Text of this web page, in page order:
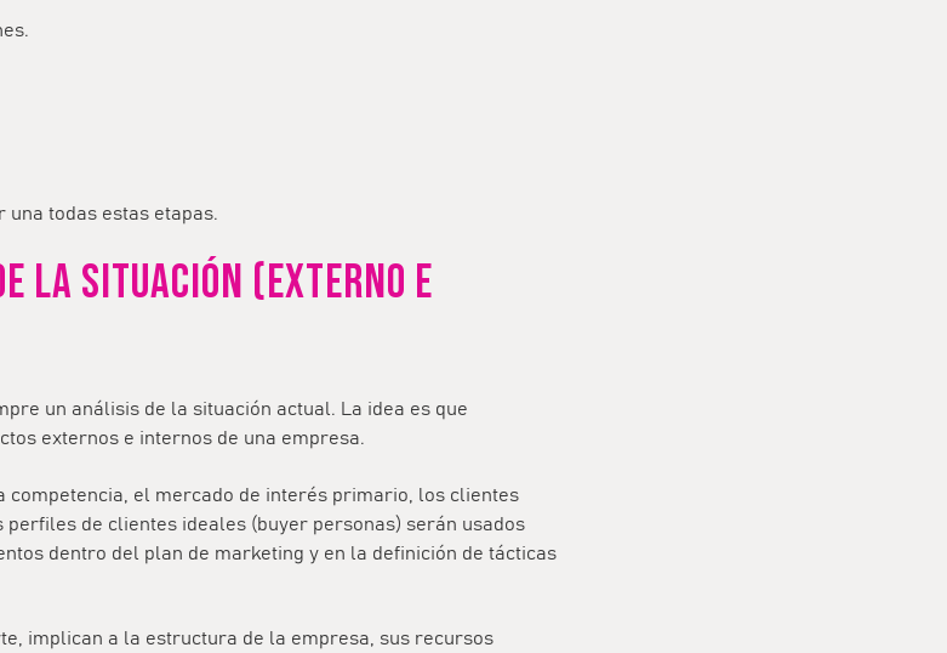
una todas estas etapas.
LA SITUACIÓN (EXTERNO E
un análisis de la situación actual. La idea es que
externos e internos de una empresa.
competencia, el mercado de interés primario, los clientes
perfiles de clientes ideales (buyer personas) serán usados
dentro del plan de marketing y en la definición de tácticas
implican a la estructura de la empresa, sus recursos